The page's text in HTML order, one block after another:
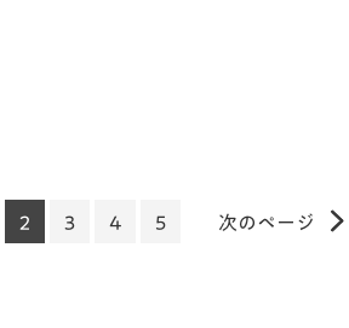
2 3 4 5 次のページ